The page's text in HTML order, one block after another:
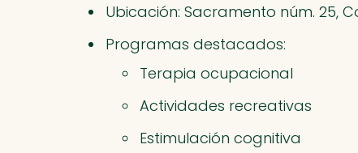
Ubicación: Sacramento núm. 25,
Programas destacados:
Terapia ocupacional
Actividades recreativas
Estimulación cognitiva